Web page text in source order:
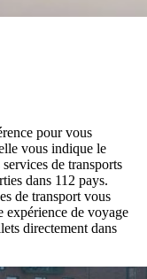
pour vous
vous indique le
de transports
dans 112 pays.
de transport vous
expérience de voyage
directement dans